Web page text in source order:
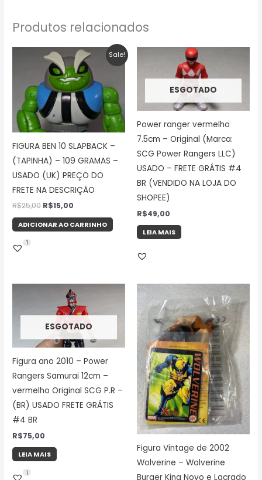
Produtos relacionados
Sale!
FIGURA BEN 10 SLAPBACK –
(TAPINHA) – 109 GRAMAS –
USADO (UK) PREÇO DO
FRETE NA DESCRIÇÃO
R$25,00
preço
original
era:
R$25,00.
R$15,00
O
preço
atual
é:
R$15,00.
ADICIONAR AO CARRINHO
1
ESGOTADO
Power ranger vermelho
7.5cm – Original (Marca:
SCG Power Rangers LLC)
USADO – FRETE GRÁTIS #4
BR (VENDIDO NA LOJA DO
SHOPEE)
R$49,00
LEIA MAIS
ESGOTADO
Figura ano 2010 – Power
Rangers Samurai 12cm –
vermelho Original SCG P.R –
(BR) USADO FRETE GRÁTIS
#4 BR
R$75,00
LEIA MAIS
1
Figura Vintage de 2002
Wolverine – Wolverine
Burger King Novo e Lacrado